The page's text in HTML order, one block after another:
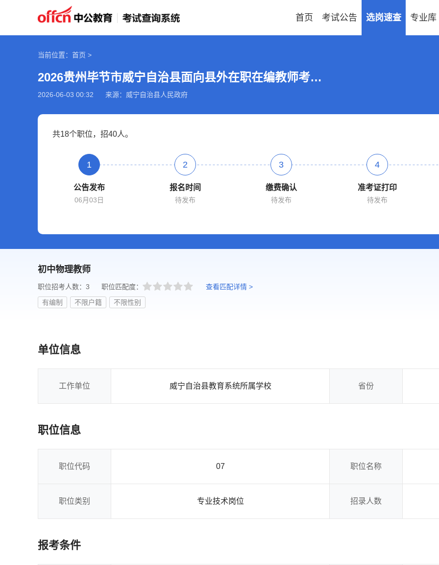
首页 考试公告 选岗速查 专业库
当前位置：首页 >
2026贵州毕节市威宁自治县面向县外在职在编教师考调40人公告
2026-06-03 00:32 来源：威宁自治县人民政府
共18个职位，招40人。
1
公告发布
06月03日
2
报名时间
待发布
3
缴费确认
待发布
4
准考证打印
待发布
初中物理教师
职位招考人数：3 职位匹配度：
查看匹配详情 >
有编制
不限户籍 不限性别
单位信息
工作单位 威宁自治县教育系统所属学校 省份
职位信息
职位代码 07 职位名称
职位类别 专业技术岗位 招录人数
报考条件